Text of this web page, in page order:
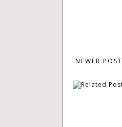
NEWER POST